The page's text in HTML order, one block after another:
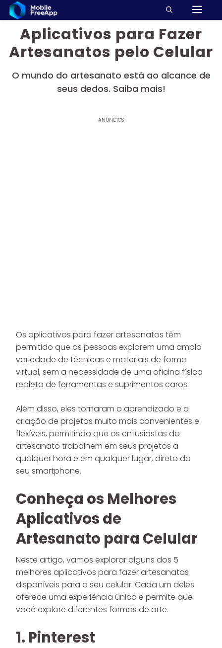
Pular
para
conteúdoAplicativos para Fazer
Artesanatos pelo Celular
O mundo do artesanato está ao alcance de
seus dedos. Saiba mais!
ANÚNCIOS
Os aplicativos para fazer artesanatos têm
permitido que as pessoas explorem uma ampla
variedade de técnicas e materiais de forma
virtual, sem a necessidade de uma oficina física
repleta de ferramentas e suprimentos caros.
Além disso, eles tornaram o aprendizado e a
criação de projetos muito mais convenientes e
flexíveis, permitindo que os entusiastas do
artesanato trabalhem em seus projetos a
qualquer hora e em qualquer lugar, direto do
seu smartphone.
Conheça os Melhores
Aplicativos de
Artesanato para Celular
Neste artigo, vamos explorar alguns dos 5
melhores aplicativos para fazer artesanatos
disponíveis para o seu celular. Cada um deles
oferece uma experiência única e permite que
você explore diferentes formas de arte.
1. Pinterest